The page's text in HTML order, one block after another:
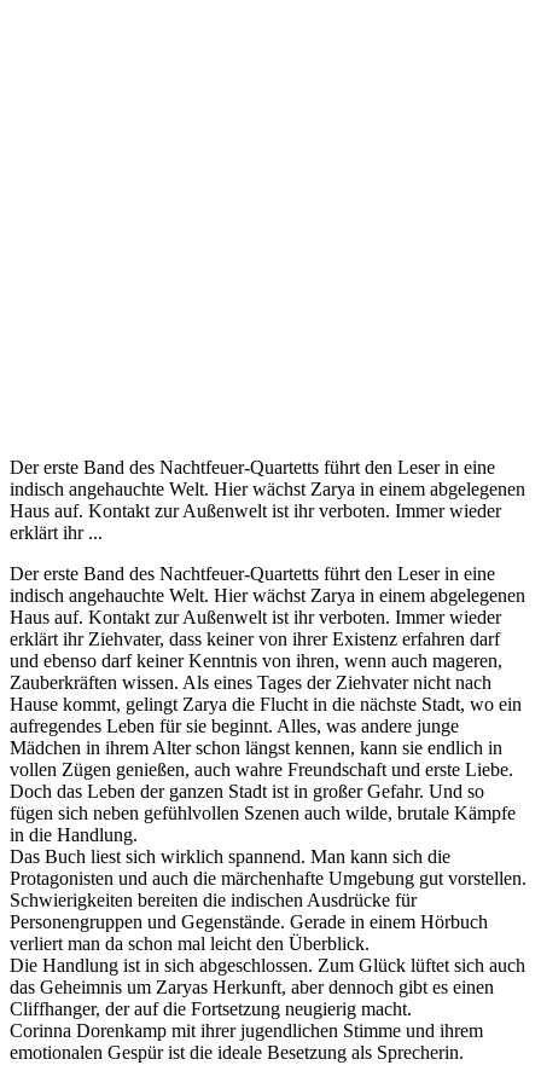
Der erste Band des Nachtfeuer-Quartetts führt den Leser in eine
indisch angehauchte Welt. Hier wächst Zarya in einem abgelegenen
Haus auf. Kontakt zur Außenwelt ist ihr verboten. Immer wieder
erklärt ihr ...
Der erste Band des Nachtfeuer-Quartetts führt den Leser in eine
indisch angehauchte Welt. Hier wächst Zarya in einem abgelegenen
Haus auf. Kontakt zur Außenwelt ist ihr verboten. Immer wieder
erklärt ihr Ziehvater, dass keiner von ihrer Existenz erfahren darf
und ebenso darf keiner Kenntnis von ihren, wenn auch mageren,
Zauberkräften wissen. Als eines Tages der Ziehvater nicht nach
Hause kommt, gelingt Zarya die Flucht in die nächste Stadt, wo ein
aufregendes Leben für sie beginnt. Alles, was andere junge
Mädchen in ihrem Alter schon längst kennen, kann sie endlich in
vollen Zügen genießen, auch wahre Freundschaft und erste Liebe.
Doch das Leben der ganzen Stadt ist in großer Gefahr. Und so
fügen sich neben gefühlvollen Szenen auch wilde, brutale Kämpfe
in die Handlung.
Das Buch liest sich wirklich spannend. Man kann sich die
Protagonisten und auch die märchenhafte Umgebung gut vorstellen.
Schwierigkeiten bereiten die indischen Ausdrücke für
Personengruppen und Gegenstände. Gerade in einem Hörbuch
verliert man da schon mal leicht den Überblick.
Die Handlung ist in sich abgeschlossen. Zum Glück lüftet sich auch
das Geheimnis um Zaryas Herkunft, aber dennoch gibt es einen
Cliffhanger, der auf die Fortsetzung neugierig macht.
Corinna Dorenkamp mit ihrer jugendlichen Stimme und ihrem
emotionalen Gespür ist die ideale Besetzung als Sprecherin.